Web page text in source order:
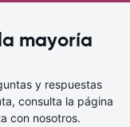
mayoría
y respuestas
consulta la página
con nosotros.